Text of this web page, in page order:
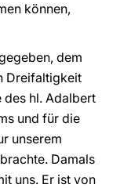
können,
dem
Dreifaltigkeit
des hl. Adalbert
und für die
unserem
Damals
uns. Er ist von